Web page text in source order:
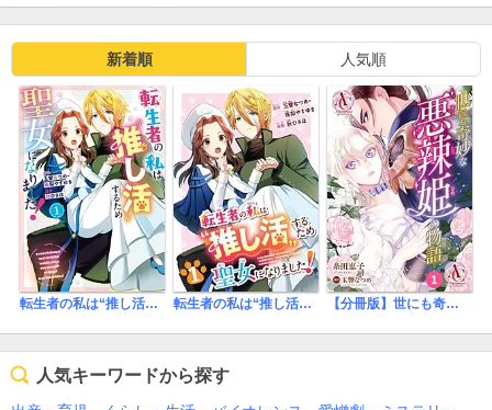
新着順 人気順
転生者の私は“推し活”するため聖女になりました！（コミック） 転生者の私は“推し活”するため聖女になりました！（コミック）【分冊版】 【分冊版】世にも奇妙な悪辣姫の物語
人気キーワードから探す